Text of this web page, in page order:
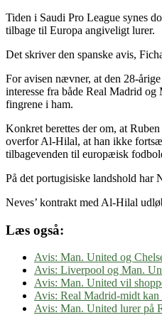
Tiden i Saudi Pro League synes
tilbage til Europa angiveligt lurer.
Det skriver den spanske avis,
For avisen nævner, at den 28-
interesse fra både Real Madrid
fingrene i ham.
Konkret berettes der om, at
overfor Al-Hilal, at han ikke
tilbagevenden til europæisk
På det portugisiske landshold har
Neves’ kontrakt med Al-Hilal
Læs også:
Avis: Man. United og
Avis: Liverpool og Man.
Avis: Man. United vil
Avis: Real Madrid-midt
Avis: Man. United lurer på